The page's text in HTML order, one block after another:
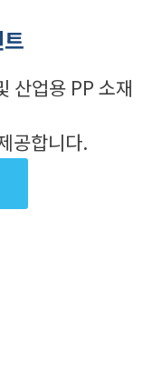
산업용 PP 소재
공합니다.